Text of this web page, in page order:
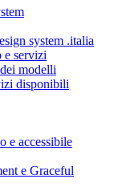
system .italia
e servizi
modelli
disponibili
e accessibile
e Graceful